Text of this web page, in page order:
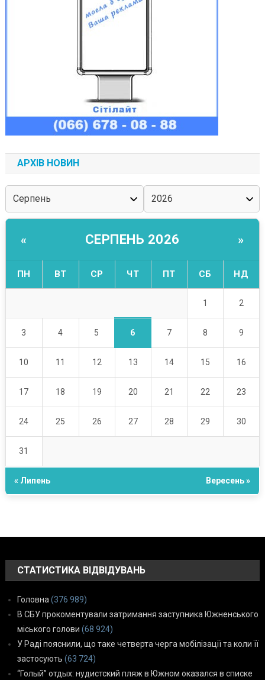
АРХІВ НОВИН
« СЕРПЕНЬ 2026 »
ПН ВТ СР ЧТ ПТ СБ НД
1 2
3 4 5 6 7 8 9
10 11 12 13 14 15 16
17 18 19 20 21 22 23
24 25 26 27 28 29 30
31
« Липень Вересень »
СТАТИСТИКА ВІДВІДУВАНЬ
Головна(376 989)
В СБУ прокоментували затримання заступника Южненського
міського голови (68 924)
У Раді пояснили, що таке четверта черга мобілізації та коли її
застосують (63 724)
“Голый” отдых: нудистский пляж в Южном оказался в списке